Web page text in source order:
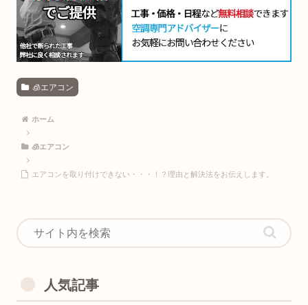
🧊エアコン
ホーム
🧊エアコン
エアコンを取り付けできない・・・！？理由と解決法をお伝えします。
人気記事